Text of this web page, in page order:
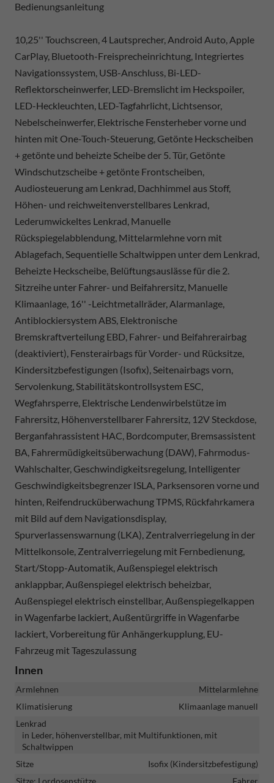
Bedienungsanleitung
10,25'' Touchscreen, 4 Lautsprecher, Android Auto, Apple
CarPlay, Bluetooth-Freisprecheinrichtung, Integriertes
Navigationssystem, USB-Anschluss, Bi-LED-
Reflektorscheinwerfer, LED-Bremslicht im Heckspoiler,
LED-Heckleuchten, LED-Tagfahrlicht, Lichtsensor,
Nebelscheinwerfer, Elektrische Fensterheber vorne und
hinten mit One-Touch-Steuerung, Getönte Heckscheiben
+ getönte und beheizte Scheibe der 5. Tür, Getönte
Windschutzscheibe + getönte Frontscheiben,
Audiosteuerung am Lenkrad, Dachhimmel aus Stoff,
Höhen- und reichweitenverstellbares Lenkrad,
Lederumwickeltes Lenkrad, Manuelle
Rückspiegelabblendung, Mittelarmlehne vorn mit
Ablagefach, Sequentielle Schaltwippen unter dem Lenkrad,
Beheizte Heckscheibe, Belüftungsauslässe für die 2.
Sitzreihe unter Fahrer- und Beifahrersitz, Manuelle
Klimaanlage, 16'' -Leichtmetallräder, Alarmanlage,
Antiblockiersystem ABS, Elektronische
Bremskraftverteilung EBD, Fahrer- und Beifahrerairbag
(deaktiviert), Fensterairbags für Vorder- und Rücksitze,
Kindersitzbefestigungen (Isofix), Seitenairbags vorn,
Servolenkung, Stabilitätskontrollsystem ESC,
Wegfahrsperre, Elektrische Lendenwirbelstütze im
Fahrersitz, Höhenverstellbarer Fahrersitz, 12V Steckdose,
Berganfahrassistent HAC, Bordcomputer, Bremsassistent
BA, Fahrermüdigkeitsüberwachung (DAW), Fahrmodus-
Wahlschalter, Geschwindigkeitsregelung, Intelligenter
Geschwindigkeitsbegrenzer ISLA, Parksensoren vorne und
hinten, Reifendrucküberwachung TPMS, Rückfahrkamera
mit Bild auf dem Navigationsdisplay,
Spurverlassenswarnung (LKA), Zentralverriegelung in der
Mittelkonsole, Zentralverriegelung mit Fernbedienung,
Start/Stopp-Automatik, Außenspiegel elektrisch
anklappbar, Außenspiegel elektrisch beheizbar,
Außenspiegel elektrisch einstellbar, Außenspiegelkappen
in Wagenfarbe lackiert, Außentürgriffe in Wagenfarbe
lackiert, Vorbereitung für Anhängerkupplung, EU-
Fahrzeug mit Tageszulassung
Innen
Armlehnen
Mittelarmlehne
Klimatisierung
Klimaanlage manuell
Lenkrad
in Leder, höhenverstellbar, mit Multifunktionen, mit
Schaltwippen
Sitze
Isofix (Kindersitzbefestigung)